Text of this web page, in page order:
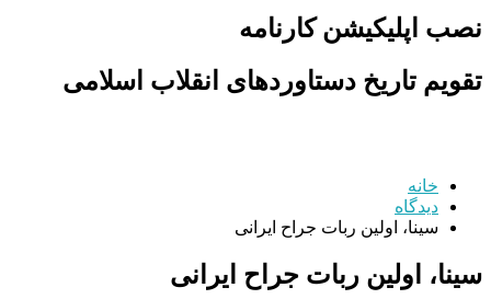
نصب اپلیکیشن کارنامه
تقویم تاریخ دستاوردهای انقلاب اسلامی
خانه
دیدگاه
سینا، اولین ربات جراح ایرانی
سینا، اولین ربات جراح ایرانی